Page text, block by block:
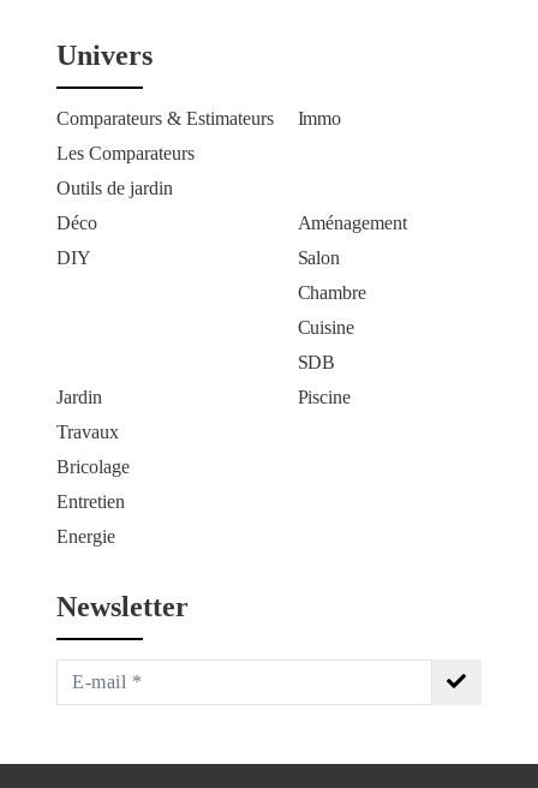
Univers
Comparateurs & Estimateurs
Les Comparateurs
Outils de jardin
Immo
Déco
DIY
Aménagement
Salon
Chambre
Cuisine
SDB
Jardin
Piscine
Travaux
Bricolage
Entretien
Energie
Newsletter